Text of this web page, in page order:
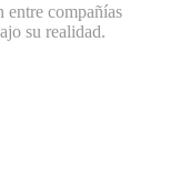
entre compañías
su realidad.